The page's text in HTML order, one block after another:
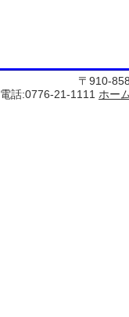
〒910-
電話:0776-21-1111 ホー